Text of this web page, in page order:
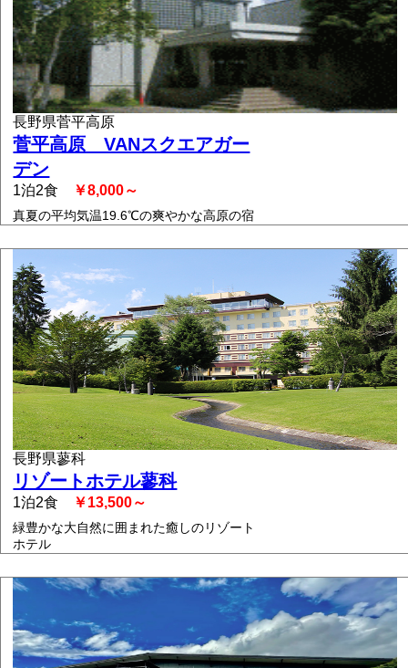
長野県菅平高原
菅平高原 VANスクエアガー
デン
1泊2食 ￥8,000～
真夏の平均気温19.6℃の爽やかな高原の宿
長野県蓼科
リゾートホテル蓼科
1泊2食 ￥13,500～
緑豊かな大自然に囲まれた癒しのリゾート
ホテル